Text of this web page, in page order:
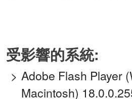
受影響的系統:
Adobe Flash Player
Macintosh)